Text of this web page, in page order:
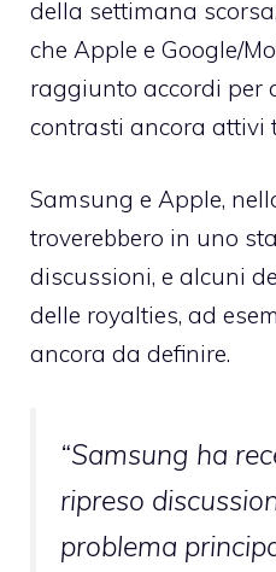
della settimana
che Apple e Google/
raggiunto accordi per
contrasti ancora attivi
Samsung e Apple,
troverebbero in uno
discussioni, e alcuni
delle royalties, ad
ancora da definire.
“Samsung ha
ripreso
problema